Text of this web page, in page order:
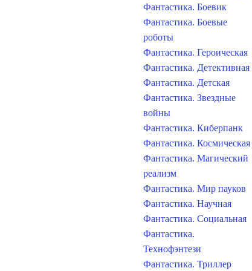
Фантастика. Боевик
Фантастика. Боевые
роботы
Фантастика. Героическая
Фантастика. Детективная
Фантастика. Детская
Фантастика. Звездные
войны
Фантастика. Киберпанк
Фантастика. Космическая
Фантастика. Магический
реализм
Фантастика. Мир пауков
Фантастика. Научная
Фантастика. Социальная
Фантастика.
Технофэнтези
Фантастика. Триллер